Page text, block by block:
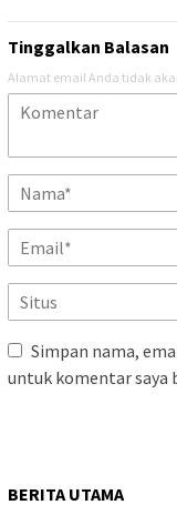
Tinggalkan Balasan
Alamat email Anda tidak
Simpan nama,
untuk komentar saya
BERITA UTAMA